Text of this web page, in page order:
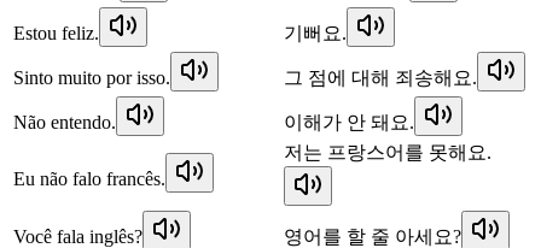
Estou feliz. 기뻐요.
Sinto muito por isso. 그 점에 대해 죄송해요.
Não entendo. 이해가 안 돼요.
Eu não falo francês.
저는 프랑스어를 못해요.
Você fala inglês? 영어를 할 줄 아세요?